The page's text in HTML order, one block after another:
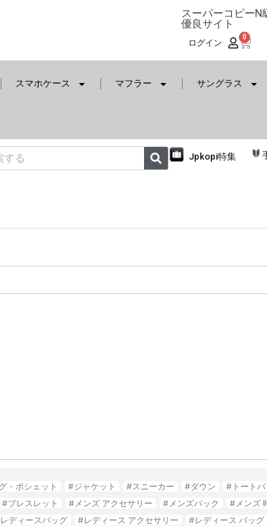
スーパーコピーN
優良サイト
ログイン
0
スマホケース マフラー サングラス
Jpkopi特集
・ポシェット #ジャケット #スニーカー #ダウン #トート
#ブレスレット #メンズ アクセサリー #メンズバック #メンズ
ディースバッグ #レディース アクセサリー #レディース バッグ